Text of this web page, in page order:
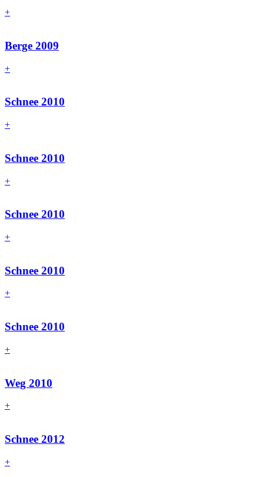
+
Berge 2009
+
Schnee 2010
+
Schnee 2010
+
Schnee 2010
+
Schnee 2010
+
Schnee 2010
+
Weg 2010
+
Schnee 2012
+